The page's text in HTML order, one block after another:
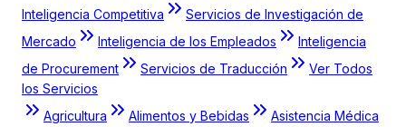
Inteligencia Competitiva
Servicios de Investigación de
Mercado
Inteligencia de los Empleados
Inteligencia
de Procurement
Servicios de Traducción
Ver Todos
los Servicios
Agricultura
Alimentos y Bebidas
Asistencia Médica